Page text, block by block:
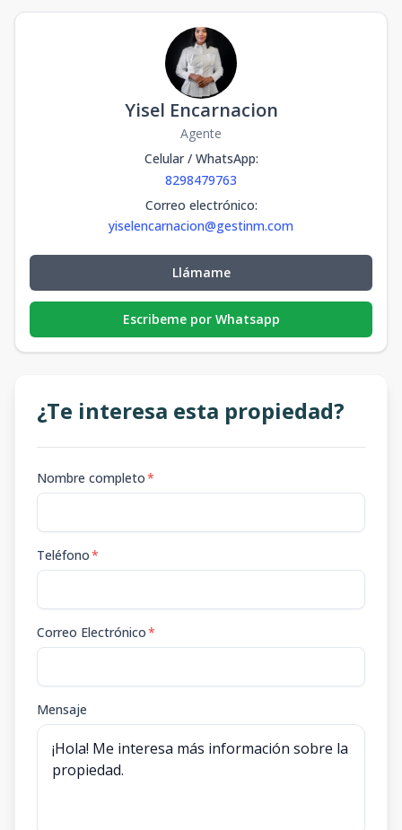
Yisel Encarnacion
Agente
Celular / WhatsApp:
8298479763
Correo electrónico:
yiselencarnacion@gestinm.com
Llámame
Escribeme por Whatsapp
¿Te interesa esta propiedad?
Nombre completo*
Teléfono*
Correo Electrónico*
Mensaje